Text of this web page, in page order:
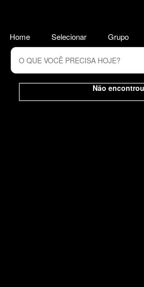
Não
Home Selecionar Grupo